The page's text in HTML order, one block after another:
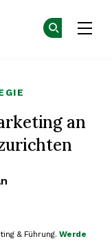
an
& Führung. Werde